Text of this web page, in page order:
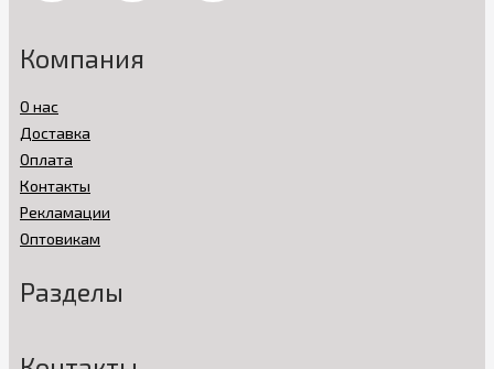
Компания
О нас
Доставка
Оплата
Контакты
Рекламации
Оптовикам
Разделы